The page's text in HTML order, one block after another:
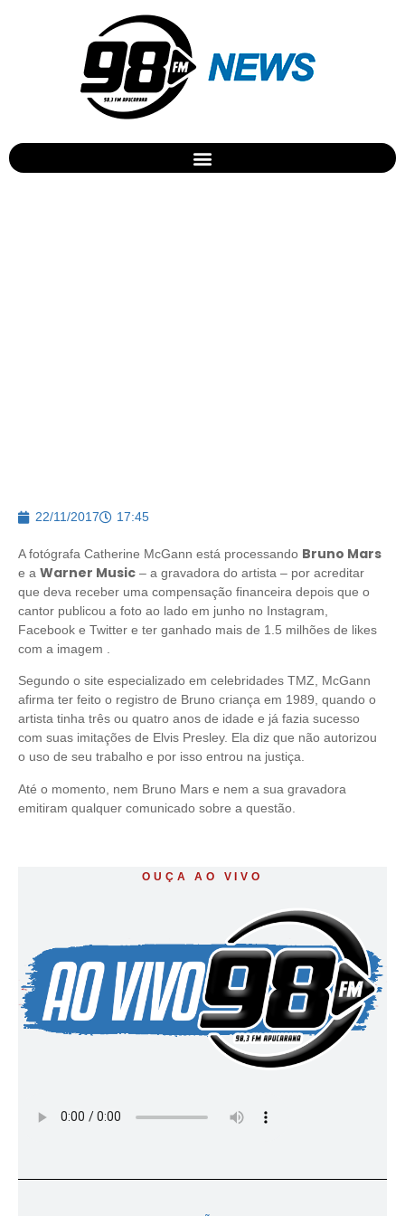
22/11/2017 17:45
A fotógrafa Catherine McGann está processando Bruno Mars
e a Warner Music – a gravadora do artista – por acreditar
que deva receber uma compensação financeira depois que o
cantor publicou a foto ao lado em junho no Instagram,
Facebook e Twitter e ter ganhado mais de 1.5 milhões de likes
com a imagem .
Segundo o site especializado em celebridades TMZ, McGann
afirma ter feito o registro de Bruno criança em 1989, quando o
artista tinha três ou quatro anos de idade e já fazia sucesso
com suas imitações de Elvis Presley. Ela diz que não autorizou
o uso de seu trabalho e por isso entrou na justiça.
Até o momento, nem Bruno Mars e nem a sua gravadora
emitiram qualquer comunicado sobre a questão.
OUÇA AO VIVO